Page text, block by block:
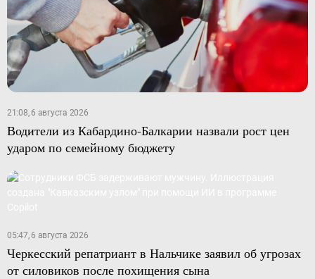
21:08, 6 августа 2026
Водители из Кабардино-Балкарии назвали рост цен
ударом по семейному бюджету
05:47, 6 августа 2026
Черкесский репатриант в Нальчике заявил об угрозах
от силовиков после похищения сына